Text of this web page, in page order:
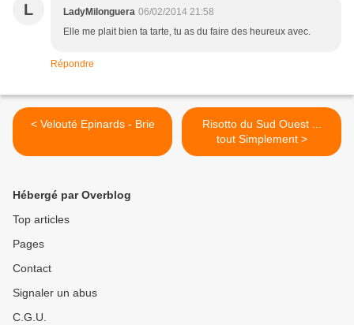
L LadyMilonguera 06/02/2014 21:58
Elle me plait bien ta tarte, tu as du faire des heureux avec.
Répondre
< Velouté Epinards - Brie
Risotto du Sud Ouest ...
tout Simplement >
Hébergé par Overblog
Top articles
Pages
Contact
Signaler un abus
C.G.U.